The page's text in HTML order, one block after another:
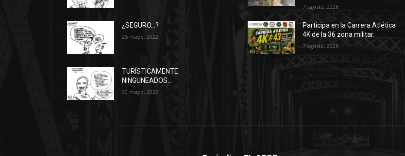
¿SEGURO…?
25 mayo, 2022
TURÍSTICAMENTE
NINGUNEADOS…
20 mayo, 2022
7 agosto, 2026
Participa en la Carrera Atlética
4K de la 36 zona militar.
7 agosto, 2026